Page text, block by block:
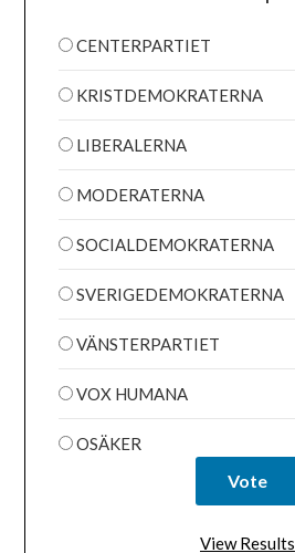
CENTERPARTIET
KRISTDEMOKRATERNA
LIBERALERNA
MODERATERNA
SOCIALDEMOKRATERNA
SVERIGEDEMOKRATERNA
VÄNSTERPARTIET
VOX HUMANA
OSÄKER
View Results